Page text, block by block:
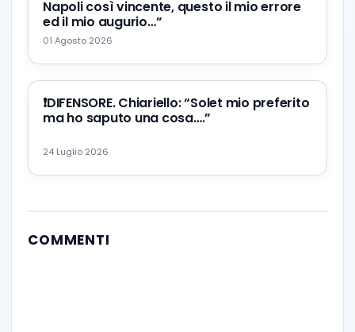
Napoli così vincente, questo il mio errore
ed il mio augurio…”
01 Agosto 2026
❗️DIFENSORE. Chiariello: “Solet mio preferito
ma ho saputo una cosa….”
24 Luglio 2026
COMMENTI